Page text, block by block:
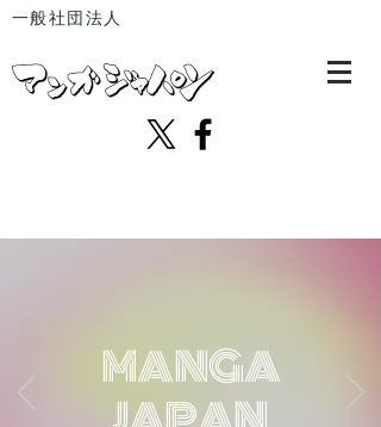
一般社団法人
MANGA